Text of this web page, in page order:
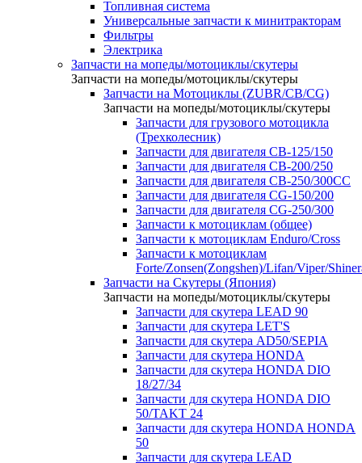
Топливная система
Универсальные запчасти к минитракторам
Фильтры
Электрика
Запчасти на мопеды/мотоциклы/скутеры
Запчасти на мопеды/мотоциклы/скутеры
Запчасти на Мотоциклы (ZUBR/CB/CG)
Запчасти на мопеды/мотоциклы/скутеры
Запчасти для грузового мотоцикла
(Трехколесник)
Запчасти для двигателя CB-125/150
Запчасти для двигателя CB-200/250
Запчасти для двигателя CB-250/300СС
Запчасти для двигателя CG-150/200
Запчасти для двигателя CG-250/300
Запчасти к мотоциклам (общее)
Запчасти к мотоциклам Enduro/Cross
Запчасти к мотоциклам
Forte/Zonsen(Zongshen)/Lifan/Viper/
Запчасти на Скутеры (Япония)
Запчасти на мопеды/мотоциклы/скутеры
Запчасти для скутера LEAD 90
Запчасти для скутера LET'S
Запчасти для скутера AD50/SEPIA
Запчасти для скутера HONDA
Запчасти для скутера HONDA DIO
18/27/34
Запчасти для скутера HONDA DIO
50/TAKT 24
Запчасти для скутера HONDA HONDA
50
Запчасти для скутера LEAD